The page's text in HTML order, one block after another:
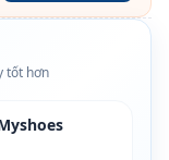
tốt hơn